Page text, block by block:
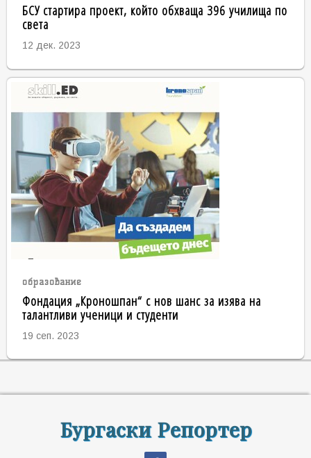
БСУ стартира проект, който обхваща 396 училища по
света
12 дек. 2023
образование
Фондация „Кроношпан“ с нов шанс за изява на
талантливи ученици и студенти
19 сеп. 2023
Бургаски Репортер